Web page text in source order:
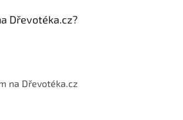
p
Dřevotéka.cz?
na Dřevotéka.cz